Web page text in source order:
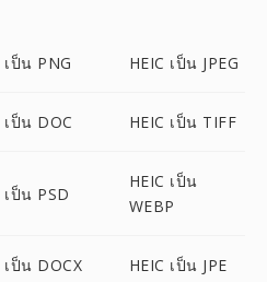
เป็น PNG HEIC เป็น JPEG
เป็น DOC HEIC เป็น TIFF
เป็น PSD
HEIC เป็น
WEBP
เป็น DOCX HEIC เป็น JPE